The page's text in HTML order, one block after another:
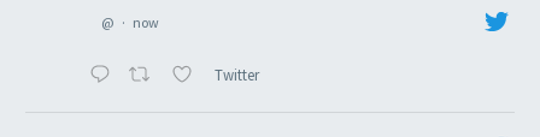
@ · now
Twitter